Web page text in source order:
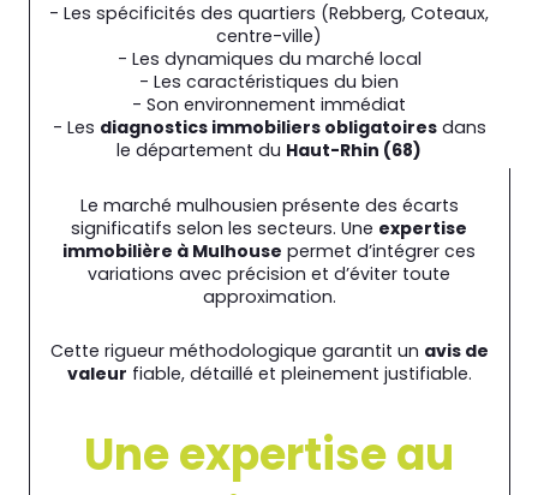
- Les spécificités des quartiers (Rebberg, Coteaux,
centre-ville)
- Les dynamiques du marché local
- Les caractéristiques du bien
- Son environnement immédiat
- Les diagnostics immobiliers obligatoiresdans
le département du Haut-Rhin (68)
Le marché mulhousien présente des écarts
significatifs selon les secteurs. Une expertise
immobilière à Mulhouse permet d’intégrer ces
variations avec précision et d’éviter toute
approximation.
Cette rigueur méthodologique garantit un avis de
valeur fiable, détaillé et pleinement justifiable.
Une expertise au